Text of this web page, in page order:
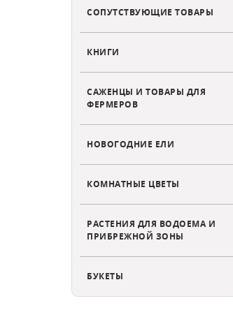
СОПУТСТВУЮЩИЕ ТОВАРЫ
КНИГИ
САЖЕНЦЫ И ТОВАРЫ ДЛЯ
ФЕРМЕРОВ
НОВОГОДНИЕ ЕЛИ
КОМНАТНЫЕ ЦВЕТЫ
РАСТЕНИЯ ДЛЯ ВОДОЕМА И
ПРИБРЕЖНОЙ ЗОНЫ
БУКЕТЫ
Есть в наличии
Цена: 37 39
В КОРЗИНУ